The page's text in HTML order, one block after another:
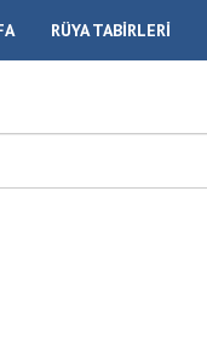
RÜYA TABİRLERİ